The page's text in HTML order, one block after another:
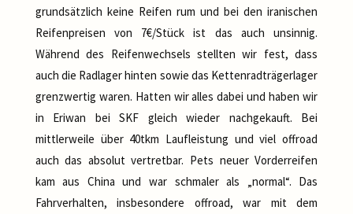
grundsätzlich keine Reifen rum und bei den iranischen
Reifenpreisen von 7€/Stück ist das auch unsinnig.
Während des Reifenwechsels stellten wir fest, dass
auch die Radlager hinten sowie das Kettenradträgerlager
grenzwertig waren. Hatten wir alles dabei und haben wir
in Eriwan bei SKF gleich wieder nachgekauft. Bei
mittlerweile über 40tkm Laufleistung und viel offroad
auch das absolut vertretbar. Pets neuer Vorderreifen
kam aus China und war schmaler als „normal“. Das
Fahrverhalten, insbesondere offroad, war mit dem